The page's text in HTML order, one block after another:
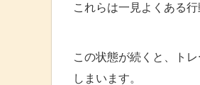
これらは一見よくある行
この状態が続くと、ト
しまいます。